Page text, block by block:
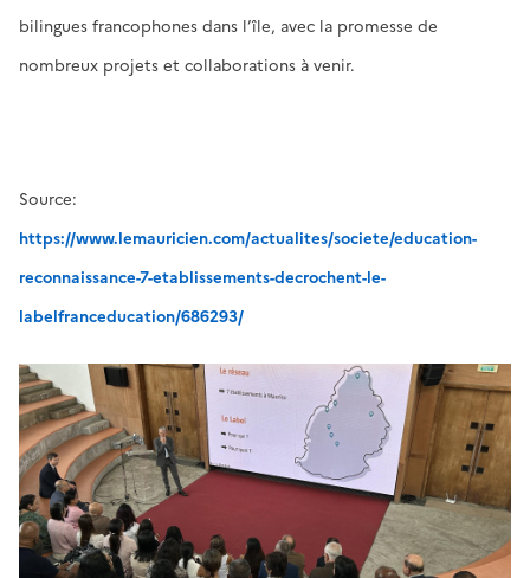
bilingues francophones dans l’île, avec la promesse de
nombreux projets et collaborations à venir.
Source:
https://www.lemauricien.com/actualites/societe/education-
reconnaissance-7-etablissements-decrochent-le-
labelfranceducation/686293/